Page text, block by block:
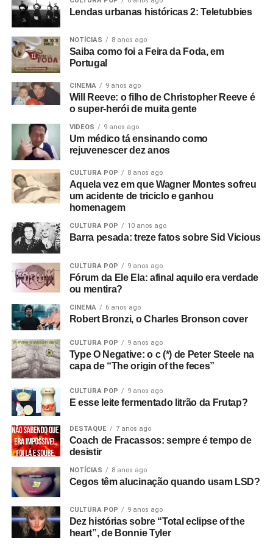
Foto: Reprodução Internet
E começamos um filme que não deu em nada. O show do
The Panik na última noite do Electric Circus. Estava muito
escuro e a filmagem ficou péssima. Acabou ficando de
lado. Aí o Rob me ligou e disse: “Estou empresariando
uma banda nova chamada Warsaw e me perguntou se eu
queria ir vê-los no The Factory”.
Fui vê-los no antigo Russell Club e eles foram
absolutamente incríveis; me arrepiaram. Quis fazer algo
com eles naquele instante. Fui falar com o dono da loja
de discos local e contei a ele sobre o clube Bowden Vale
em Altrincham, onde eu tinha visto inúmeras bandas em
1963-64, e disse que ele deveria voltar a promover
shows.
Mais tarde, apresentei-o ao Rob, que tinha um monte de
cópias do primeiro EP da banda que sobraram. Eles
estavam sem dinheiro, então venderam tudo para o dono
da loja de discos, e ele as colocou para tocar em Bowden
Vale. E era isso que eu queria desde o início, sabe? Eu
equipamentos e fiz tudo.
Com que equipamento você filmou?
setenta e duas libras, o que eu achei um absurdo!(risos)
Filmei com uma câmera de cinema Hannimex baratinha,
lançaram na época, que tinha uma faixa de som, mas
vinha num cartucho silencioso e o som era adicionado
depois, no projetor. Então filmei sem som e gravei o áudio
num gravador de rolo. Era para sincronizar depois, mas
não funcionou! Filmei a vinte e quatro quadros por
segundo, mas só funcionou a dezoito.
Só descobri depois! Filmei tudo com uma câmera e só
tinha dinheiro para três cartuchos. Cerca de nove
minutos. Filmei duas músicas e meia de uma vez e
Lendas urbanas históricas 2: Teletubbies
NOTÍCIAS 8 anos ago
Saiba como foi a Feira da Foda, em
Portugal
CINEMA 9 anos ago
Will Reeve: o filho de Christopher Reeve é
o super-herói de muita gente
VIDEOS 9 anos ago
Um médico tá ensinando como
rejuvenescer dez anos
CULTURA POP 8 anos ago
Aquela vez em que Wagner Montes sofreu
um acidente de triciclo e ganhou
homenagem
CULTURA POP 10 anos ago
Barra pesada: treze fatos sobre Sid Vicious
CULTURA POP 9 anos ago
Fórum da Ele Ela: afinal aquilo era verdade
ou mentira?
CINEMA 6 anos ago
Robert Bronzi, o Charles Bronson cover
CULTURA POP 9 anos ago
Type O Negative: o c (*) de Peter Steele na
capa de “The origin of the feces”
CULTURA POP 9 anos ago
E esse leite fermentado litrão da Frutap?
DESTAQUE 7 anos ago
Coach de Fracassos: sempre é tempo de
desistir
NOTÍCIAS 8 anos ago
Cegos têm alucinação quando usam LSD?
CULTURA POP 9 anos ago
Dez histórias sobre “Total eclipse of the
heart”, de Bonnie Tyler